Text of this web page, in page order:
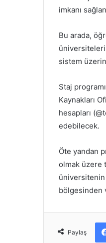
imkanı
Bu arada,
sistem
Staj
Kaynakları
hesapları
edebilecek.
Öte yandan
olmak üzere
üniversitenin
bölgesinden
Paylaş